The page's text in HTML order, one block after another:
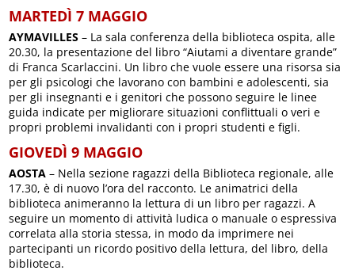
MARTEDÌ 7 MAGGIO
AYMAVILLES – La sala conferenza della biblioteca ospita, alle
20.30, la presentazione del libro “Aiutami a diventare grande”
di Franca Scarlaccini. Un libro che vuole essere una risorsa sia
per gli psicologi che lavorano con bambini e adolescenti, sia
per gli insegnanti e i genitori che possono seguire le linee
guida indicate per migliorare situazioni conflittuali o veri e
propri problemi invalidanti con i propri studenti e figli.
GIOVEDÌ 9 MAGGIO
AOSTA – Nella sezione ragazzi della Biblioteca regionale, alle
17.30, è di nuovo l’ora del racconto. Le animatrici della
biblioteca animeranno la lettura di un libro per ragazzi. A
seguire un momento di attività ludica o manuale o espressiva
correlata alla storia stessa, in modo da imprimere nei
partecipanti un ricordo positivo della lettura, del libro, della
biblioteca.